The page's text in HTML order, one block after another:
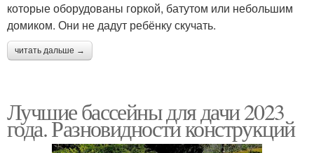
которые оборудованы горкой, батутом или небольшим
домиком. Они не дадут ребёнку скучать.
читать дальше →
Лучшие бассейны для дачи 2023
года. Разновидности конструкций